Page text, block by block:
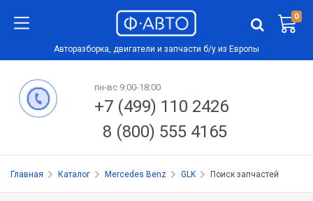
0
Авторазборка, двигатели и запчасти б/у из Европы
пн-вс 9:00-18:00
+7 (499) 110 2426
8 (800) 555 4165
Главная Каталог Mercedes Benz GLK Поиск запчастей